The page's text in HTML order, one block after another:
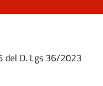
del D. Lgs 36/2023